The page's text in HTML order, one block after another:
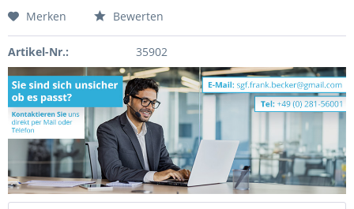
Merken Bewerten
Artikel-Nr.: 35902